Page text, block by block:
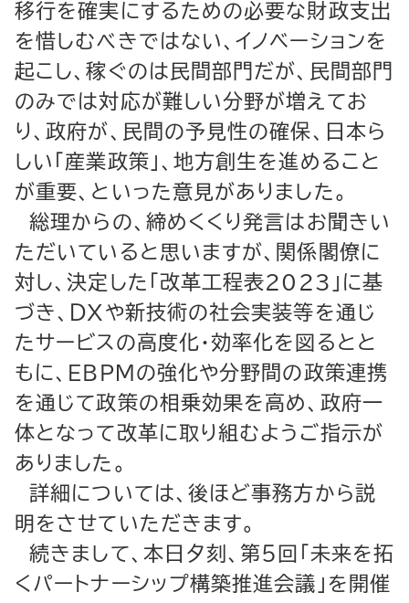
移行を確実にするための必要な財政支出
を惜しむべきではない、イノベーションを
起こし、稼ぐのは民間部門だが、民間部門
のみでは対応が難しい分野が増えてお
り、政府が、民間の予見性の確保、日本ら
しい「産業政策」、地方創生を進めること
が重要、といった意見がありました。
総理からの、締めくくり発言はお聞きい
ただいていると思いますが、関係閣僚に
対し、決定した「改革工程表2023」に基
づき、ＤＸや新技術の社会実装等を通じ
たサービスの高度化・効率化を図るとと
もに、EBPMの強化や分野間の政策連携
を通じて政策の相乗効果を高め、政府一
体となって改革に取り組むようご指示が
ありました。
詳細については、後ほど事務方から説
明をさせていただきます。
続きまして、本日夕刻、第５回「未来を拓
くパートナーシップ構築推進会議」を開催